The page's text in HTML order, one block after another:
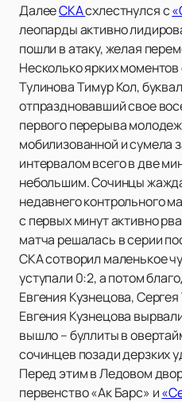
ДалееСКАсхлестнулся с
леопарды активно
пошли в атаку, желая
Несколько ярких
Тулинова Тимур Кол,
отпраздновавший свое
первого перерыва
мобилизованной и сумела
интервалом всего в две
небольшим. Сочинцы
недавнего контрольного
с первых минут активно
матча решалась в серии
СКА сотворил маленькое
уступали 0:2, а потом
Евгения Кузнецова,
Евгения Кузнецова
вышло – буллиты в
сочинцев позади дерзких
Перед этим в Ледовом
первенство «Ак Барс» и